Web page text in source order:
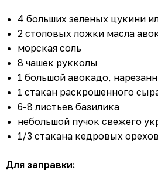
4 больших зеленых цукини
2 столовых ложки масла
морская соль
8 чашек рукколы
1 большой авокадо,
1 стакан раскрошенного
6-8 листьев базилика
небольшой пучок свежего
1/3 стакана кедровых орехов
Для заправки: